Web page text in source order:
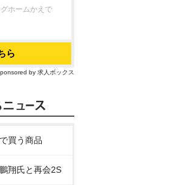
ホームかえで
ら
by 求人ボックス
買う商品
翔氏と再会2S